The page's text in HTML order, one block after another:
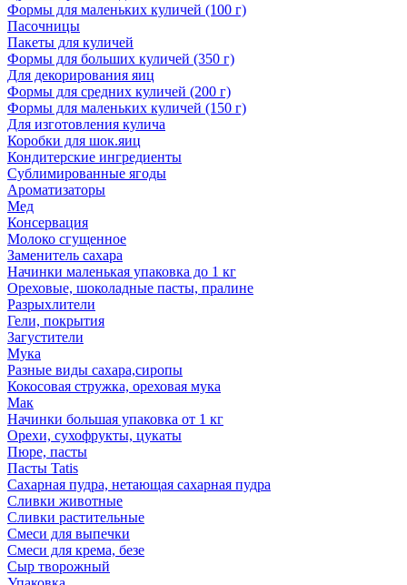
Формы для маленьких куличей (100 г)
Пасочницы
Пакеты для куличей
Формы для больших куличей (350 г)
Для декорирования яиц
Формы для средних куличей (200 г)
Формы для маленьких куличей (150 г)
Для изготовления кулича
Коробки для шок.яиц
Кондитерские ингредиенты
Сублимированные ягоды
Ароматизаторы
Мед
Консервация
Молоко сгущенное
Заменитель сахара
Начинки маленькая упаковка до 1 кг
Ореховые, шоколадные пасты, пралине
Разрыхлители
Гели, покрытия
Загустители
Мука
Разные виды сахара,сиропы
Кокосовая стружка, ореховая мука
Мак
Начинки большая упаковка от 1 кг
Орехи, сухофрукты, цукаты
Пюре, пасты
Пасты Tatis
Сахарная пудра, нетающая сахарная пудра
Сливки животные
Сливки растительные
Смеси для выпечки
Смеси для крема, безе
Сыр творожный